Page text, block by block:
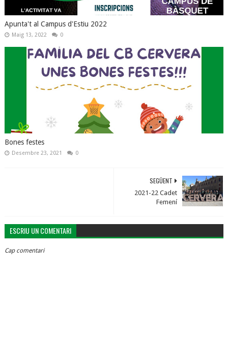
Apunta't al Campus d'Estiu 2022
Maig 13, 2022 0
Bones festes
Desembre 23, 2021 0
SEGÜENT
2021-22 Cadet
Femení
ESCRIU UN COMENTARI
Cap comentari